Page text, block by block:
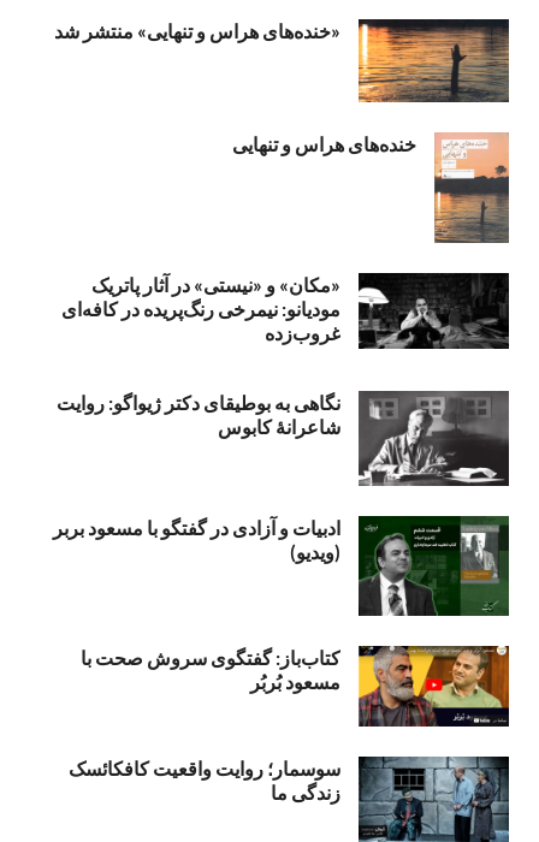
«خنده‌های هراس و تنهایی» منتشر شد
خنده‌های هراس و تنهایی
«مکان» و «نیستی» در آثار پاتریک
مودیانو: نیمرخی رنگ‌پریده در کافه‌ای
غروب‌زده
نگاهی به بوطیقای دکتر ژیواگو: روایت
شاعرانۀ کابوس
ادبیات و آزادی در گفتگو با مسعود بربر
(ویدیو)
کتاب‌باز: گفتگوی سروش صحت با
مسعود بُربُر
سوسمار؛ روایت واقعیت کافکائسک
زندگی ما